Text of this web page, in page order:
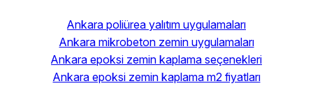
Ankara poliürea yalıtım uygulamaları
Ankara mikrobeton zemin uygulamaları
Ankara epoksi zemin kaplama seçenekleri
Ankara epoksi zemin kaplama m2 fiyatları